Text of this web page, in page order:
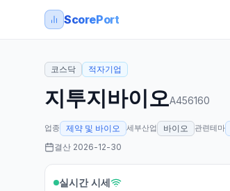
ScorePort
코스닥 적자기업
지투지바이오A456160
업종 제약 및 바이오 세부산업 바이오 관련테마
결산 2026-12-30
실시간 시세